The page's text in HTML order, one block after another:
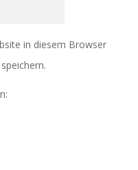
in diesem Browser